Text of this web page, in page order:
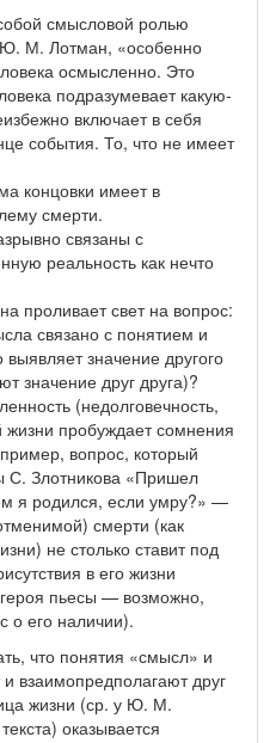
смысловой ролью
Ю. М. Лотман, «особенно
осмысленно. Это
подразумевает какую-
включает в себя
события. То, что не имеет
концовки имеет в
смерти.
связаны с
реальность как нечто
проливает свет на вопрос:
связано с понятием и
значение другого
значение друг друга)?
(недолговечность,
пробуждает сомнения
вопрос, который
С. Злотникова «Пришел
я родился, если умру?» —
смерти (как
не столько ставит под
в его жизни
пьесы — возможно,
о его наличии).
что понятия «смысл» и
взаимопредполагают друг
жизни (ср. у Ю. М.
оказывается